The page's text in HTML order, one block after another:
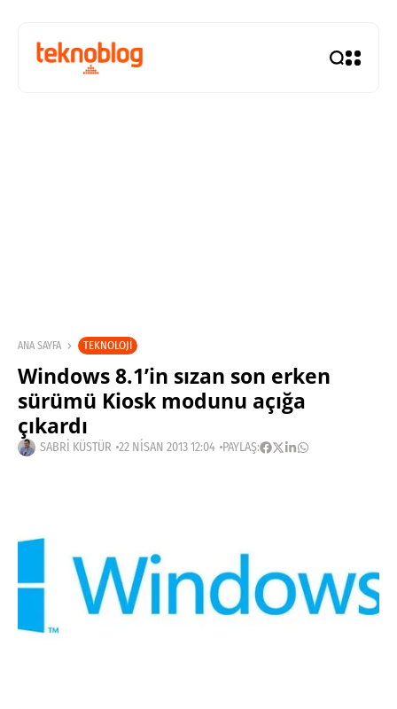
ANA SAYFA TEKNOLOJI
Windows 8.1’in sızan son erken
sürümü Kiosk modunu açığa
çıkardı
SABRI KÜSTÜR 22 NISAN 2013 12:04 PAYLAŞ: